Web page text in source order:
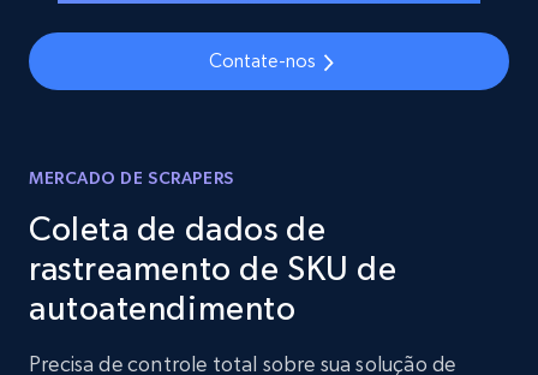
Contate-nos
MERCADO DE SCRAPERS
Coleta de dados de
rastreamento de SKU de
autoatendimento
Precisa de controle total sobre sua solução de